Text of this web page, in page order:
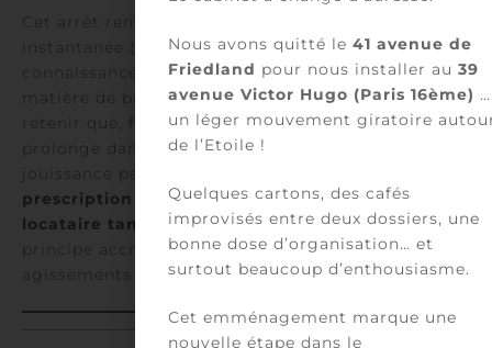
Cet arrêt renforce la distinction entre l’infraction
instantanée (où la prescription court dès la
connaissance du fait) et l’infraction continue. En
matière de baux commerciaux, il est essentiel de
retenir que, face à un manquement qui se
prolonge dans le temps (tel qu’un défaut de
jouissance paisible ou de délivrance),
prescription n’est valablement opposable au
locataire tant que l’infraction perdure. Ce
principe accroît la protection du preneur face aux
agissements persistants du bailleur.
Nous avons quitté le 41 avenue de
Friedland pour nous installer au 39
avenue Victor Hugo (Paris 16ème) …
un léger mouvement giratoire
de l’Etoile !
Quelques cartons, des cafés
improvisés entre deux dossiers, une
bonne dose d’organisation… et
surtout beaucoup d’enthousiasme.
Cet emménagement marque une
nouvelle étape dans le